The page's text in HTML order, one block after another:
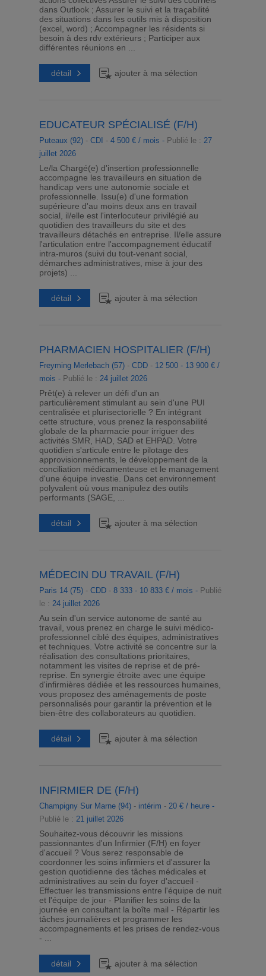
dans Outlook ; Assurer le suivi et la traçabilité
des situations dans les outils mis à disposition
(excel, word) ; Accompagner les résidents si
besoin à des rdv extérieurs ; Participer aux
différentes réunions en ...
détail ajouter à ma sélection
EDUCATEUR SPÉCIALISÉ (F/H)
Puteaux (92)- CDI - 4 500 € / mois - Publié le : 27
juillet 2026
Le/la Chargé(e) d'insertion professionnelle
accompagne les travailleurs en situation de
handicap vers une autonomie sociale et
professionnelle. Issu(e) d'une formation
supérieure d'au moins deux ans en travail
social, il/elle est l'interlocuteur privilégié au
quotidien des travailleurs du site et des
travailleurs détachés en entreprise. Il/elle assure
l'articulation entre l'accompagnement éducatif
intra-muros (suivi du tout-venant social,
démarches administratives, mise à jour des
projets) ...
détail ajouter à ma sélection
PHARMACIEN HOSPITALIER (F/H)
Freyming Merlebach (57)- CDD - 12 500 - 13 900 € /
mois - Publié le : 24 juillet 2026
Prêt(e) à relever un défi d'un an
particulièrement stimulant au sein d'une PUI
centralisée et plurisectorielle ? En intégrant
cette structure, vous prenez la responsabilité
globale de la pharmacie pour irriguer des
activités SMR, HAD, SAD et EHPAD. Votre
quotidien s'articule entre le pilotage des
approvisionnements, le développement de la
conciliation médicamenteuse et le management
d'une équipe investie. Dans cet environnement
polyvalent où vous manipulez des outils
performants (SAGE, ...
détail ajouter à ma sélection
MÉDECIN DU TRAVAIL (F/H)
Paris 14 (75)- CDD - 8 333 - 10 833 € / mois - Publié
le : 24 juillet 2026
Au sein d'un service autonome de santé au
travail, vous prenez en charge le suivi médico-
professionnel ciblé des équipes, administratives
et techniques. Votre activité se concentre sur la
réalisation des consultations prioritaires,
notamment les visites de reprise et de pré-
reprise. En synergie étroite avec une équipe
d'infirmières dédiée et les ressources humaines,
vous proposez des aménagements de poste
personnalisés pour garantir la prévention et le
bien-être des collaborateurs au quotidien.
détail ajouter à ma sélection
INFIRMIER DE (F/H)
Champigny Sur Marne (94)- intérim - 20 € / heure -
Publié le : 21 juillet 2026
Souhaitez-vous découvrir les missions
passionnantes d'un Infirmier (F/H) en foyer
d'accueil ? Vous serez responsable de
coordonner les soins infirmiers et d'assurer la
gestion quotidienne des tâches médicales et
administratives au sein du foyer d'accueil -
Effectuer les transmissions entre l'équipe de nuit
et l'équipe de jour - Planifier les soins de la
journée en consultant la boîte mail - Répartir les
tâches journalières et programmer les
accompagnements et les prises de rendez-vous
- ...
détail ajouter à ma sélection